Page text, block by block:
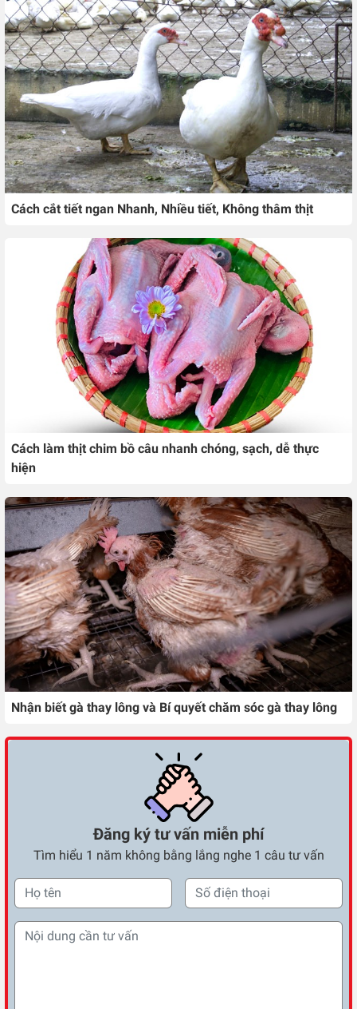
Cách cắt tiết ngan Nhanh, Nhiều tiết, Không thâm thịt
Cách làm thịt chim bồ câu nhanh chóng, sạch, dễ thực
hiện
Nhận biết gà thay lông và Bí quyết chăm sóc gà thay lông
Đăng ký tư vấn miễn phí
Tìm hiểu 1 năm không bằng lắng nghe 1 câu tư vấn